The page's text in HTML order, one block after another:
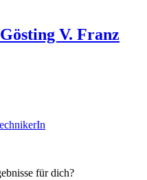
V. Franz
für dich?